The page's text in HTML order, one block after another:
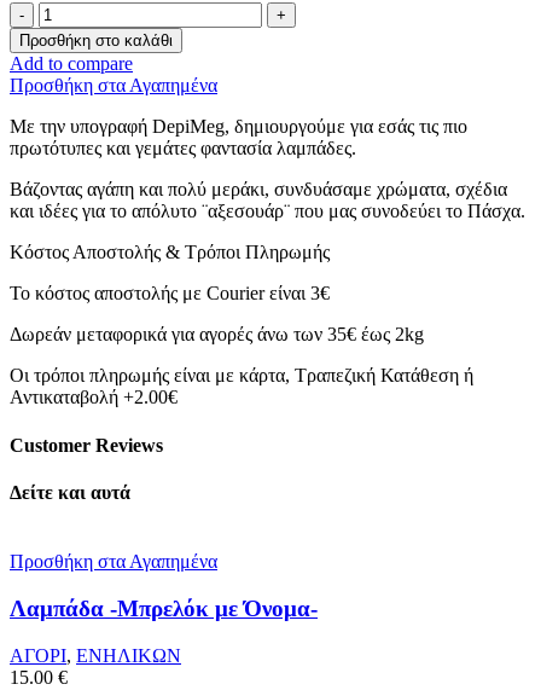
Λαμπάδα
Μπρελόκ
-
Love
With
All
Your
ποσότητα
Προσθήκη στο καλάθι
Add to compare
Προσθήκη στα Αγαπημένα
Με την υπογραφή DepiMeg, δημιουργούμε για εσάς τις πιο
πρωτότυπες και γεμάτες φαντασία λαμπάδες.
Βάζοντας αγάπη και πολύ μεράκι, συνδυάσαμε χρώματα, σχέδια
και ιδέες για το απόλυτο ¨αξεσουάρ¨ που μας συνοδεύει το Πάσχα.
Κόστος Αποστολής & Τρόποι Πληρωμής
Το κόστος αποστολής με Courier είναι 3€
Δωρεάν μεταφορικά για αγορές άνω των 35€ έως 2kg
Οι τρόποι πληρωμής είναι με κάρτα, Τραπεζική Κατάθεση ή
Αντικαταβολή +2.00€
Customer Reviews
Δείτε και αυτά
Προσθήκη στα Αγαπημένα
Λαμπάδα -Μπρελόκ με Όνομα-
ΑΓΟΡΙ, ΕΝΗΛΙΚΩΝ
15.00 €